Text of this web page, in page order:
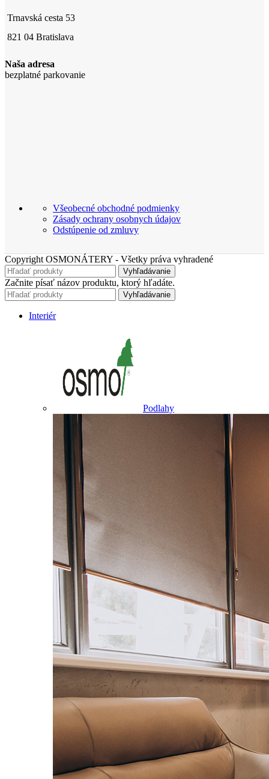
Trnavská cesta 53
821 04 Bratislava
Naša adresa
bezplatné parkovanie
Všeobecné obchodné podmienky
Zásady ochrany osobnych údajov
Odstúpenie od zmluvy
Copyright OSMONÁTERY - Všetky práva vyhradené
Vyhľadávanie
Začnite písať názov produktu, ktorý hľadáte.
Vyhľadávanie
Interiér
Podlahy